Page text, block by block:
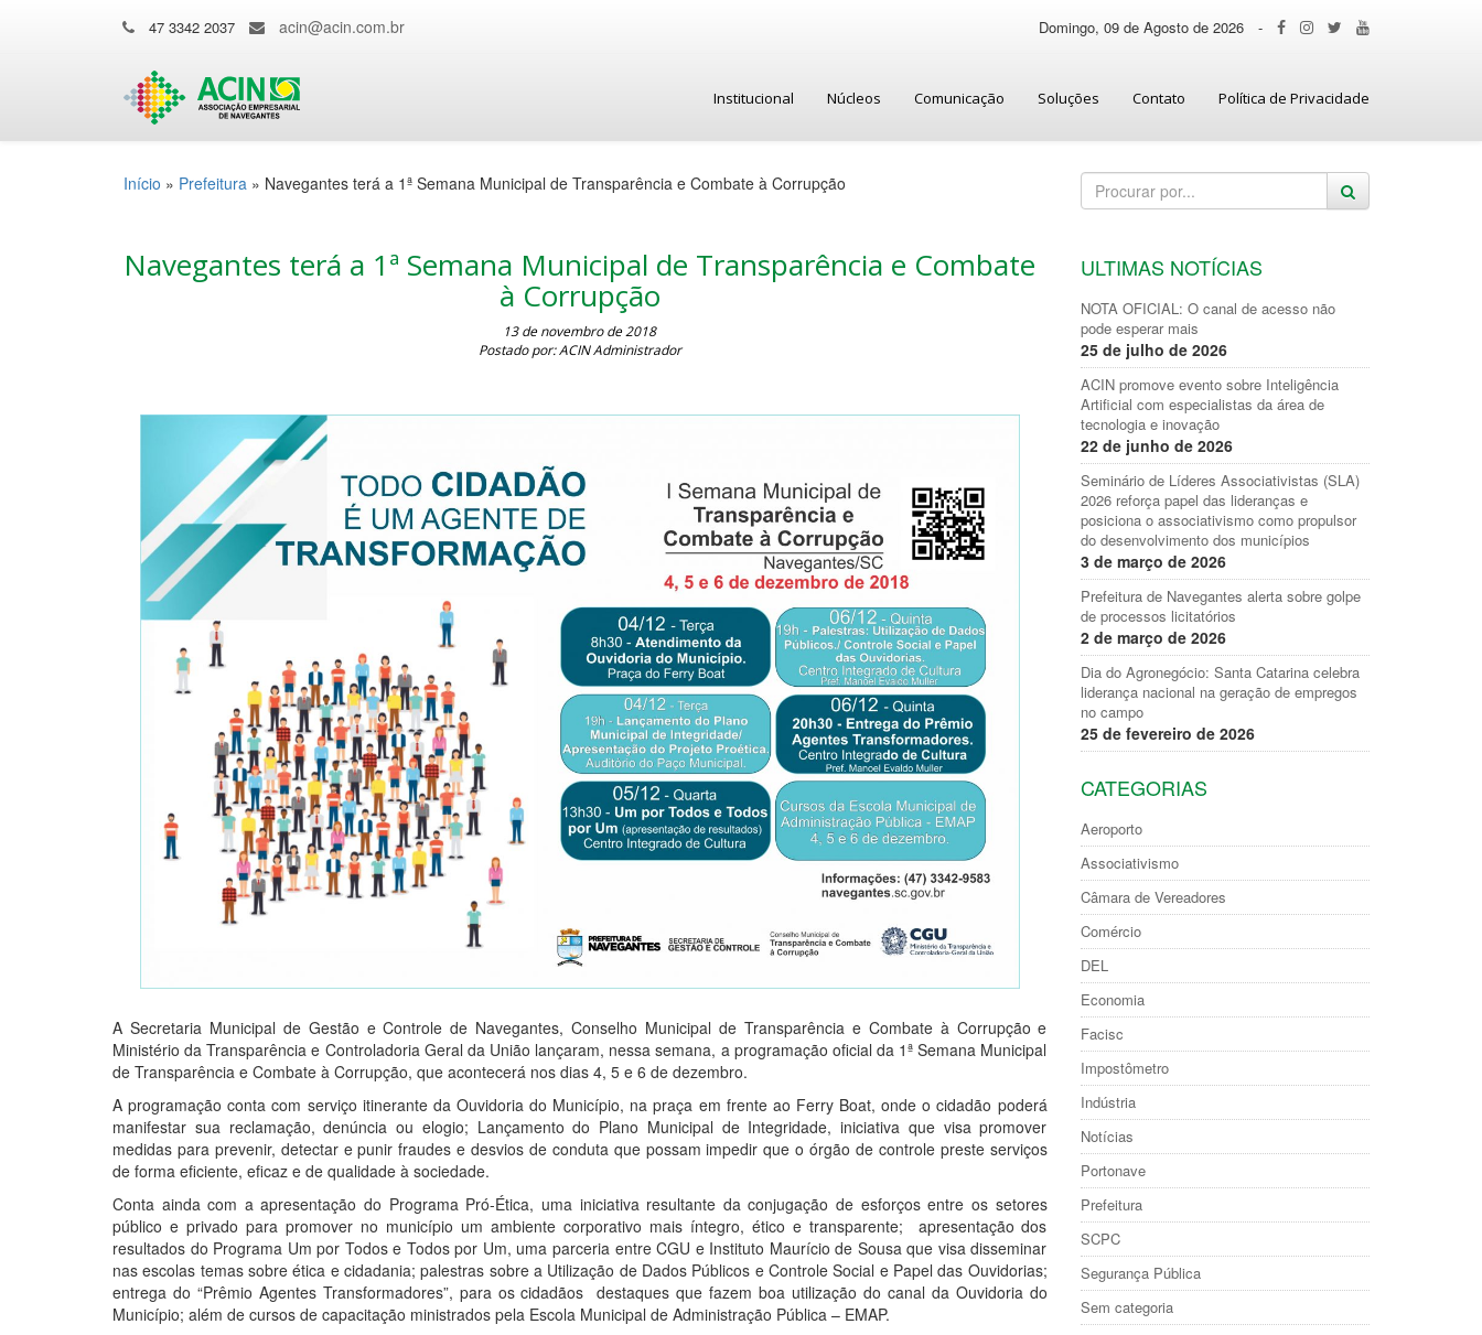
47 3342 2037 acin@acin.com.br Domingo, 09 de Agosto de 2026 -
Institucional Núcleos Comunicação Soluções Contato Política de Privacidade
Início » Prefeitura » Navegantes terá a 1ª Semana Municipal de Transparência e Combate à Corrupção
Navegantes terá a 1ª Semana Municipal de Transparência e Combate
à Corrupção
13 de novembro de 2018
Postado por: ACIN Administrador
A Secretaria Municipal de Gestão e Controle de Navegantes, Conselho Municipal de Transparência e Combate à Corrupção e
Ministério da Transparência e Controladoria Geral da União lançaram, nessa semana, a programação oficial da 1ª Semana Municipal
de Transparência e Combate à Corrupção, que acontecerá nos dias 4, 5 e 6 de dezembro.
A programação conta com serviço itinerante da Ouvidoria do Município, na praça em frente ao Ferry Boat, onde o cidadão poderá
manifestar sua reclamação, denúncia ou elogio; Lançamento do Plano Municipal de Integridade, iniciativa que visa promover
medidas para prevenir, detectar e punir fraudes e desvios de conduta que possam impedir que o órgão de controle preste serviços
de forma eficiente, eficaz e de qualidade à sociedade.
Conta ainda com a apresentação do Programa Pró-Ética, uma iniciativa resultante da conjugação de esforços entre os setores
público e privado para promover no município um ambiente corporativo mais íntegro, ético e transparente; apresentação dos
resultados do Programa Um por Todos e Todos por Um, uma parceria entre CGU e Instituto Maurício de Sousa que visa disseminar
nas escolas temas sobre ética e cidadania; palestras sobre a Utilização de Dados Públicos e Controle Social e Papel das Ouvidorias;
entrega do “Prêmio Agentes Transformadores”, para os cidadãos destaques que fazem boa utilização do canal da Ouvidoria do
Município; além de cursos de capacitação ministrados pela Escola Municipal de Administração Pública – EMAP.
ULTIMAS NOTÍCIAS
NOTA OFICIAL: O canal de acesso não
pode esperar mais
25 de julho de 2026
ACIN promove evento sobre Inteligência
Artificial com especialistas da área de
tecnologia e inovação
22 de junho de 2026
Seminário de Líderes Associativistas (SLA)
2026 reforça papel das lideranças e
posiciona o associativismo como propulsor
do desenvolvimento dos municípios
3 de março de 2026
Prefeitura de Navegantes alerta sobre golpe
de processos licitatórios
2 de março de 2026
Dia do Agronegócio: Santa Catarina celebra
liderança nacional na geração de empregos
no campo
25 de fevereiro de 2026
CATEGORIAS
Aeroporto
Associativismo
Câmara de Vereadores
Comércio
DEL
Economia
Facisc
Impostômetro
Indústria
Notícias
Portonave
Prefeitura
SCPC
Segurança Pública
Sem categoria